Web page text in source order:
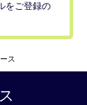
をご登録の
ス